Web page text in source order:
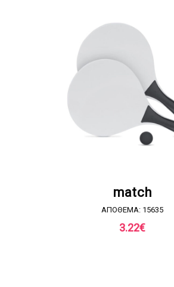
ΖΗΤΗΣΤΕ ΠΡΟΣΦΟΡΑ
match
ΑΠΟΘΕΜΑ: 15635
3.22€